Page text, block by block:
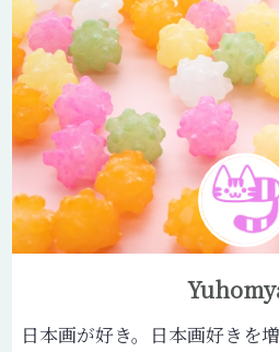
日本画が好き。日本画好きを増